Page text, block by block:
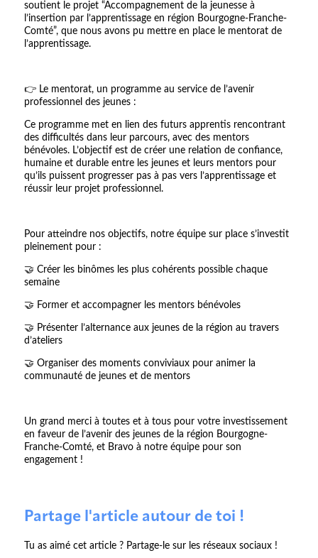
soutient le projet “Accompagnement de la jeunesse à
l’insertion par l’apprentissage en région Bourgogne-Franche-
Comté”, que nous avons pu mettre en place le mentorat de
l’apprentissage.
👉 Le mentorat, un programme au service de l’avenir
professionnel des jeunes :
Ce programme met en lien des futurs apprentis rencontrant
des difficultés dans leur parcours, avec des mentors
bénévoles. L’objectif est de créer une relation de confiance,
humaine et durable entre les jeunes et leurs mentors pour
qu’ils puissent progresser pas à pas vers l’apprentissage et
réussir leur projet professionnel.
Pour atteindre nos objectifs, notre équipe sur place s’investit
pleinement pour :
🤝 Créer les binômes les plus cohérents possible chaque
semaine
🤝 Former et accompagner les mentors bénévoles
🤝 Présenter l’alternance aux jeunes de la région au travers
d’ateliers
🤝 Organiser des moments conviviaux pour animer la
communauté de jeunes et de mentors
Un grand merci à toutes et à tous pour votre investissement
en faveur de l’avenir des jeunes de la région Bourgogne-
Franche-Comté, et Bravo à notre équipe pour son
engagement !
Partage l'article autour de toi !
Tu as aimé cet article ? Partage-le sur les réseaux sociaux !